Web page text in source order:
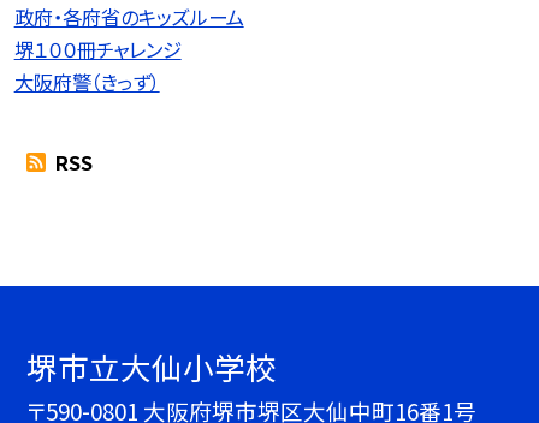
政府・各府省のキッズルーム
堺１００冊チャレンジ
大阪府警（きっず）
RSS
堺市立大仙小学校
〒590-0801 大阪府堺市堺区大仙中町16番1号